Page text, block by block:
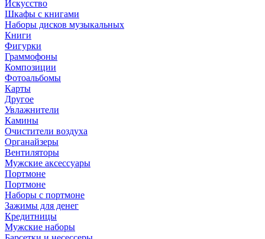
Искусство
Шкафы с книгами
Наборы дисков музыкальных
Книги
Фигурки
Граммофоны
Композиции
Фотоальбомы
Карты
Другое
Увлажнители
Камины
Очистители воздуха
Органайзеры
Вентиляторы
Мужские аксессуары
Портмоне
Портмоне
Наборы с портмоне
Зажимы для денег
Кредитницы
Мужские наборы